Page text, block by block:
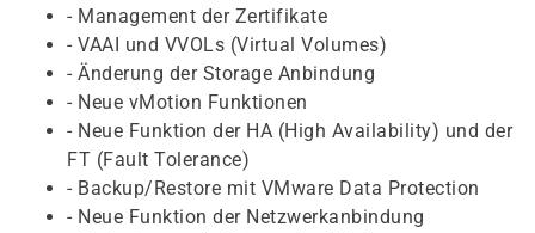
- Management der Zertifikate
- VAAI und VVOLs (Virtual Volumes)
- Änderung der Storage Anbindung
- Neue vMotion Funktionen
- Neue Funktion der HA (High Availability) und der
FT (Fault Tolerance)
- Backup/Restore mit VMware Data Protection
- Neue Funktion der Netzwerkanbindung